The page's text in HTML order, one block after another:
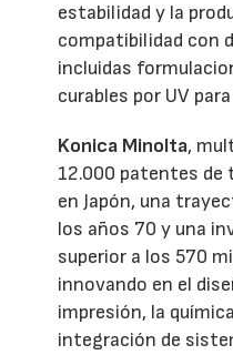
estabilidad y la
compatibilidad con
incluidas
curables por UV
Konica Minolta,
12.000 patentes
en Japón, una
los años 70 y una
superior a los 570
innovando en el
impresión, la
integración de